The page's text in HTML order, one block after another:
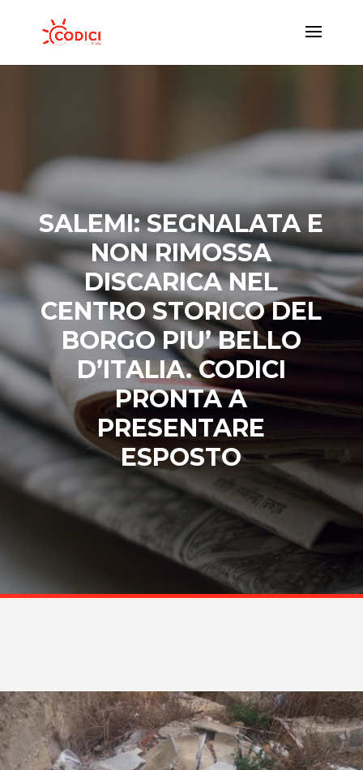
SALEMI: SEGNALATA E
NON RIMOSSA
DISCARICA NEL
CENTRO STORICO DEL
BORGO PIU’ BELLO
D’ITALIA. CODICI
PRONTA A
PRESENTARE
ESPOSTO